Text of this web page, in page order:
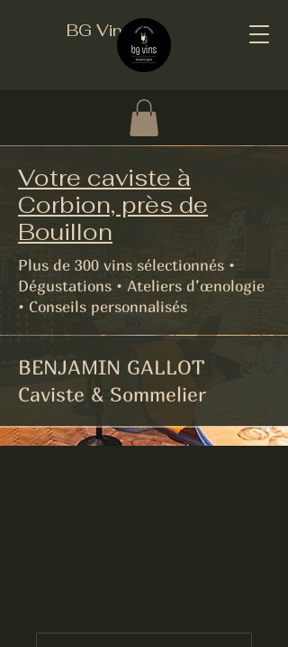
BG Vins
Votre caviste à
Corbion, près de
Bouillon
Plus de 300 vins sélectionnés •
Dégustations • Ateliers d’œnologie
• Conseils personnalisés
BENJAMIN GALLOT
Caviste & Sommelier